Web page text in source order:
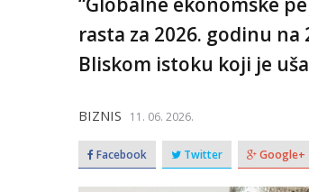
rasta za 2026. godinu
Bliskom istoku koji je
BIZNIS 11. 06. 2026.
Facebook Twitter Google+